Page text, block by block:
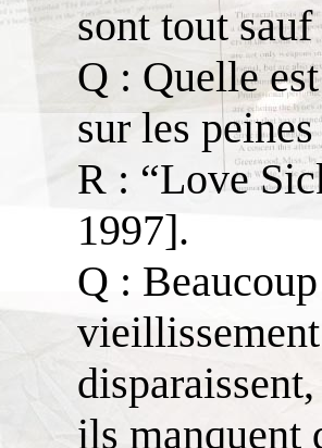
sont tout sauf
Q : Quelle
sur les
R : “Love
1997].
Q :
disparaissent,
ils manquent